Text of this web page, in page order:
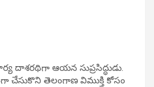
దాశరథిగా ఆయన సుప్రసిద్ధుడు.
చేసుకొని తెలంగాణ విముక్తి కోసం